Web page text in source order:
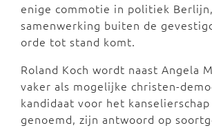
enige commotie in politiek
samenwerking buiten de
orde tot stand komt.
Roland Koch wordt naast Angela
vaker als mogelijke christen-
kandidaat voor het
genoemd, zijn antwoord op